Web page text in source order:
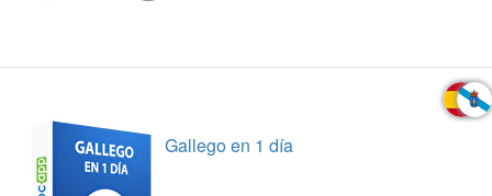
Gallego en 1 día